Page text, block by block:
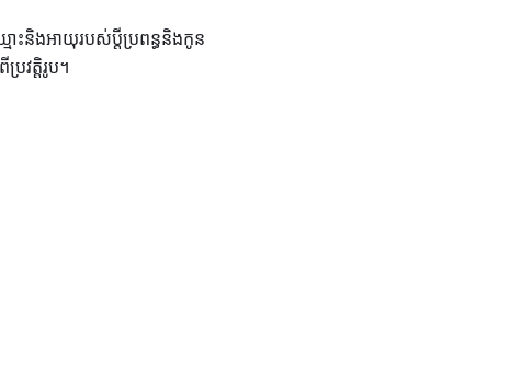
ះនិងអាយុរបស់ប្តីប្រពន្ធនិងកូន
រវត្តិរូប។